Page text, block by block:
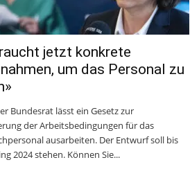
jetzt konkrete
um das Personal zu
Bundesrat lässt ein Gesetz zur
der Arbeitsbedingungen für das
ausarbeiten. Der Entwurf soll bis
2024 stehen. Können Sie...